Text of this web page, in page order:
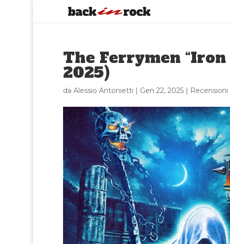
The Ferrymen
2025)
da Alessio Antonietti | Gen 22, 2025| Recensioni